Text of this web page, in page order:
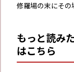
修羅場の末にその
もっと読み
はこちら